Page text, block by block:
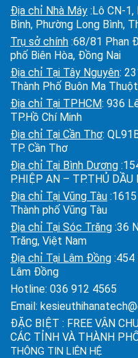
Địa chỉ Nhà Máy :Lô CN-
Bình, Phường Long Bình,
Trụ sở chính :68/81 Phan
phố Biên Hòa, Đồng Nai
Địa chỉ Tại Tây Nguyên:
Thành Phố Buôn Ma
Địa chỉ Tại TPHCM: 936
TP.Hồ Chí Minh
Địa chỉ Tại Cần Thơ:
TP. Cần Thơ
Địa chỉ Tại Bình Dương
P.HIỆP AN – TP.THỦ
Địa chỉ Tại Vũng Tàu
Thành phố Vũng Tàu
Địa chỉ Tại Sóc Trăng :36
Trăng, Việt Nam
Địa chỉ Tại Lâm Đồng :454
Lâm Đồng
Hotline: 036 912 4565
Email:
ĐẶC BIỆT : FREE VẬN
CÁC TỈNH VÀ THÀNH
THÔNG TIN LIÊN HỆ